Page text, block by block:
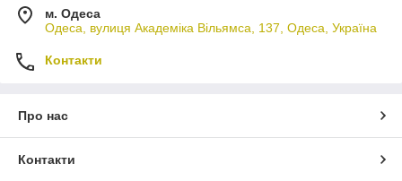
м. Одеса
Одеса, вулиця Академіка Вільямса, 137, Одеса, Україна
Контакти
Про нас
Контакти